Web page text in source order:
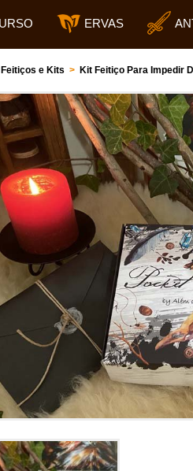
ERVAS
Feitiços e Kits > Kit Feitiço Para Impedir